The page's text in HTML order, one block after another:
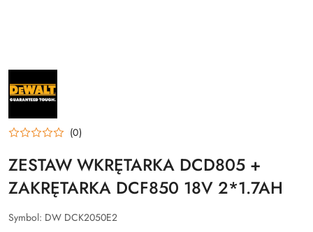
NAZWA
PRODUCENTA:
DEWALT
(0)
ZESTAW WKRĘTARKA DCD805 +
ZAKRĘTARKA DCF850 18V 2*1.7AH
Symbol: DW DCK2050E2